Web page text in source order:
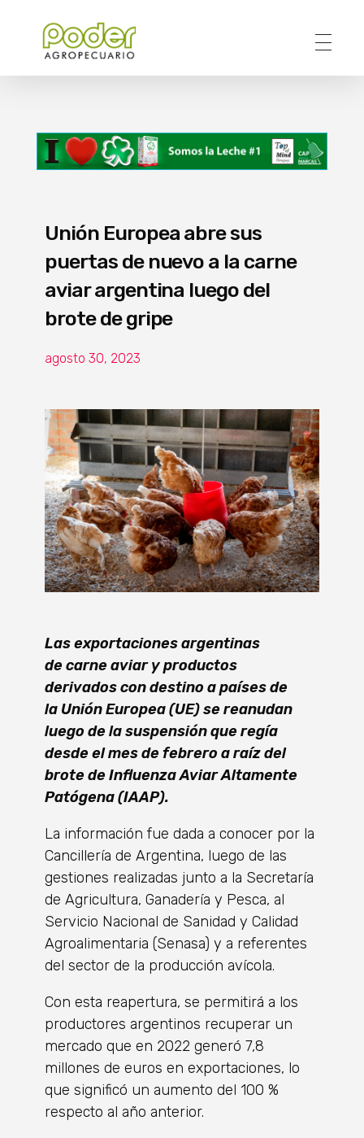
Unión Europea abre sus
puertas de nuevo a la carne
aviar argentina luego del
brote de gripe
agosto 30, 2023
Las exportaciones argentinas
de carne aviar y productos
derivados con destino a países de
la Unión Europea (UE) se reanudan
luego de la suspensión que regía
desde el mes de febrero a raíz del
brote de Influenza Aviar Altamente
Patógena (IAAP).
La información fue dada a conocer por la
Cancillería de Argentina, luego de las
gestiones realizadas junto a la Secretaría
de Agricultura, Ganadería y Pesca, al
Servicio Nacional de Sanidad y Calidad
Agroalimentaria (Senasa) y a referentes
del sector de la producción avícola.
Con esta reapertura, se permitirá a los
productores argentinos recuperar un
mercado que en 2022 generó 7,8
millones de euros en exportaciones, lo
que significó un aumento del 100 %
respecto al año anterior.